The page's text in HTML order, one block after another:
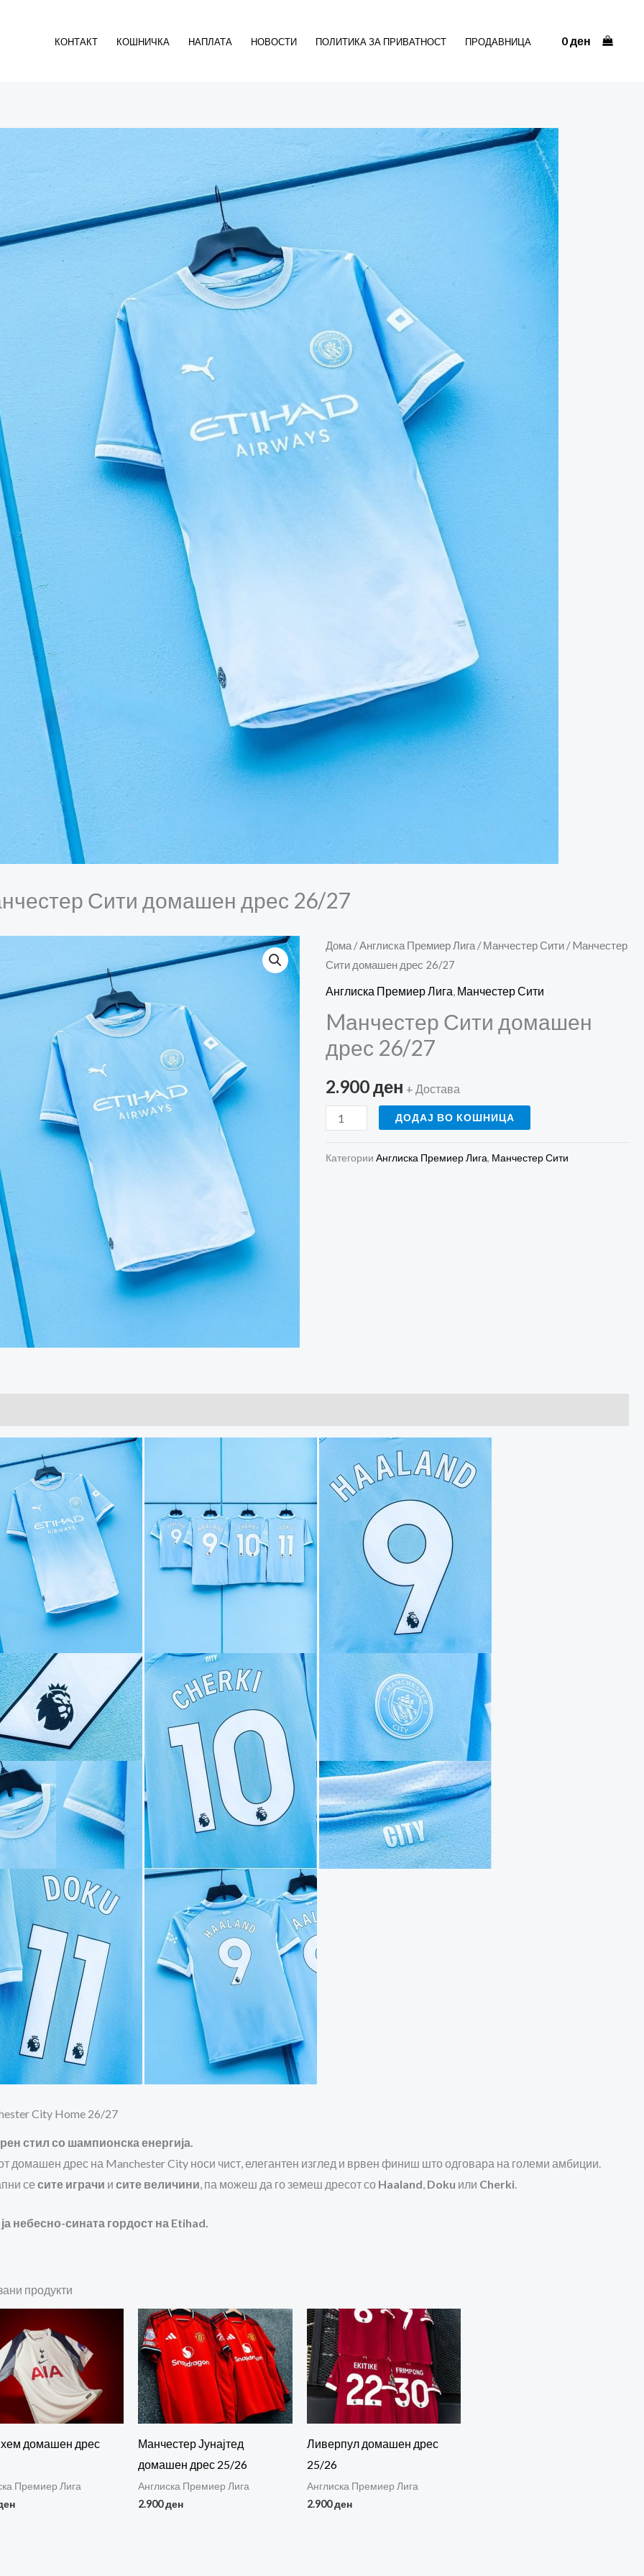
КОНТАКТ КОШНИЧКА НАПЛАТА НОВОСТИ ПОЛИТИКА ЗА ПРИВАТНОСТ ПРОДАВНИЦА 0ден
Сити домашен дрес 26/27
Дома /Англиска Премиер Лига /Манчестер Сити / Mанчестер
Сити домашен дрес 26/27
Англиска Премиер Лига Манчестер Сити
Mанчестер Сити домашен
дрес 26/27
2.900ден + Достава
Mанчестер
Сити
домашен
26/27
количина
ДОДАЈ ВО КОШНИЦА
КатегорииАнглиска Премиер Лига, Манчестер Сити
City Home 26/27
стил со шампионска енергија.
домашен дрес на Manchester City носи чист, елегантен изглед и врвен финиш што одговара на големи амбиции.
се сите играчи и сите величини, па можеш да го земеш дресот со Haaland, Doku или Cherki.
небесно-сината гордост на Etihad.
продукти
домашен дрес
Премиер Лига
Манчестер Јунајтед
домашен дрес 25/26
Англиска Премиер Лига
2.900ден
Ливерпул домашен дрес
25/26
Англиска Премиер Лига
2.900ден
26/27